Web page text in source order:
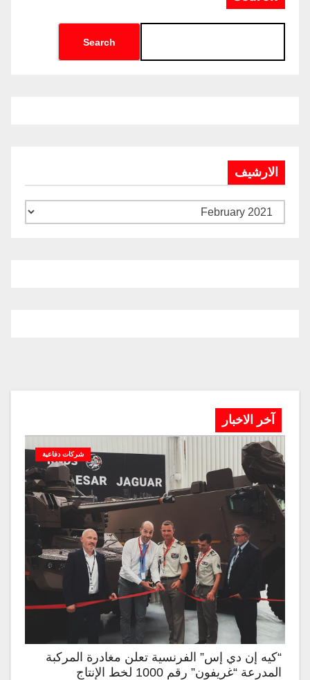
Search
الارشيف
آخر الاخبار
شركات دفاعية
“كيه إن دي إس” الفرنسية تعلن مغادرة المركبة
المدرعة “غريفون” رقم 1000 لخط الإنتاج